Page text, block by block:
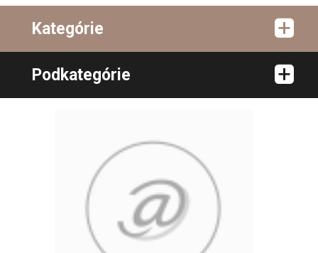
Kategórie
Podkategórie